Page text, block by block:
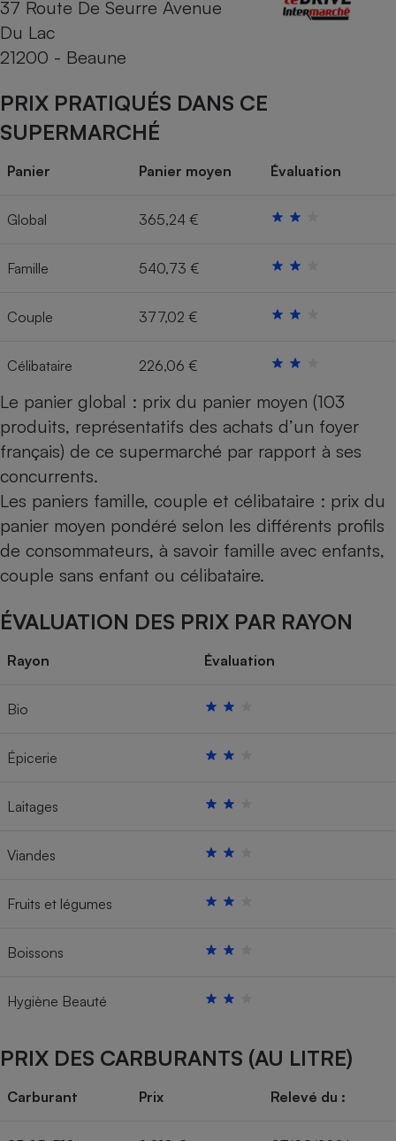
37 Route De Seurre Avenue
Du Lac
21200 - Beaune
PRIX PRATIQUÉS DANS CE
SUPERMARCHÉ
Panier Panier moyen Évaluation
Global 365,24 €
Famille 540,73 €
Couple 377,02 €
Célibataire 226,06 €
Le panier global : prix du panier moyen (103
produits, représentatifs des achats d’un foyer
français) de ce supermarché par rapport à ses
concurrents.
Les paniers famille, couple et célibataire : prix du
panier moyen pondéré selon les différents profils
de consommateurs, à savoir famille avec enfants,
couple sans enfant ou célibataire.
ÉVALUATION DES PRIX PAR RAYON
Rayon Évaluation
Bio
Épicerie
Laitages
Viandes
Fruits et légumes
Boissons
Hygiène Beauté
PRIX DES CARBURANTS (AU LITRE)
Carburant Prix Relevé du :